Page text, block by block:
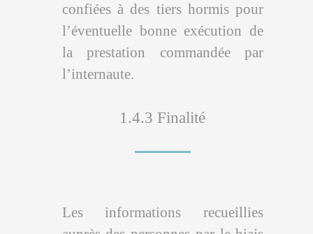
confiées à des tiers hormis pour
l’éventuelle bonne exécution de
la prestation commandée par
l’internaute.
1.4.3 Finalité
Les informations recueillies